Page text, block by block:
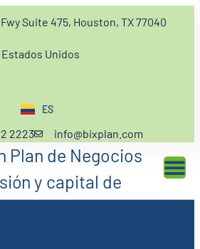
Suite 475, Houston, TX 77040
Estados Unidos
ES
EN
2223 info@bixplan.com